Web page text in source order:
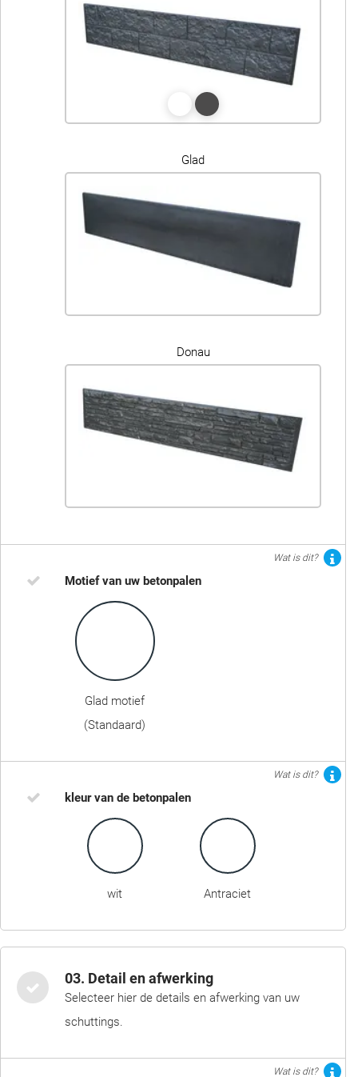
Glad
Donau
Wat is dit?
Motief van uw betonpalen
Glad motief
(Standaard)
Wat is dit?
kleur van de betonpalen
wit Antraciet
03. Detail en afwerking
Selecteer hier de details en afwerking van uw
schuttings.
Wat is dit?